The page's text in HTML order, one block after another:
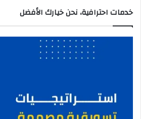
خدمات احترافية، نحن خيارك الأفضل